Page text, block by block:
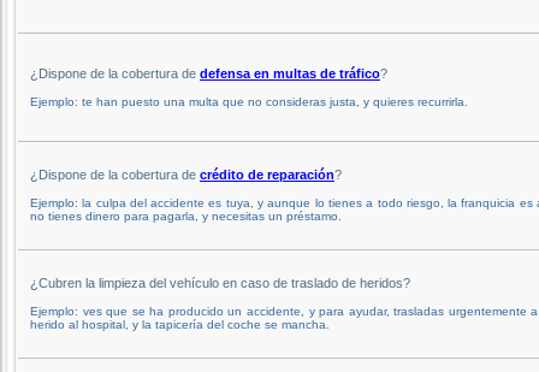
¿Dispone de la cobertura de defensa en multas de tráfico?
Ejemplo: te han puesto una multa que no consideras justa, y quieres recurrirla.
¿Dispone de la cobertura de crédito de reparación?
Ejemplo: la culpa del accidente es tuya, y aunque lo tienes a todo riesgo, la franquicia es
no tienes dinero para pagarla, y necesitas un préstamo.
¿Cubren la limpieza del vehículo en caso de traslado de heridos?
Ejemplo: ves que se ha producido un accidente, y para ayudar, trasladas urgentemente
herido al hospital, y la tapicería del coche se mancha.